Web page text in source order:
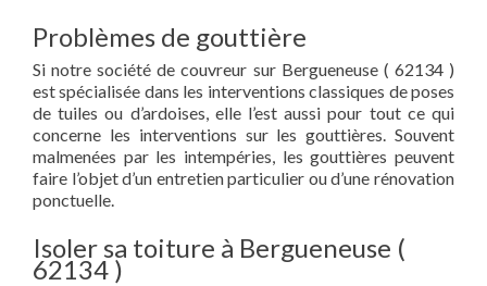
Problèmes de gouttière
Si notre société de couvreur sur Bergueneuse ( 62134 )
est spécialisée dans les interventions classiques de poses
de tuiles ou d’ardoises, elle l’est aussi pour tout ce qui
concerne les interventions sur les gouttières. Souvent
malmenées par les intempéries, les gouttières peuvent
faire l’objet d’un entretien particulier ou d’une rénovation
ponctuelle.
Isoler sa toiture à Bergueneuse (
62134 )